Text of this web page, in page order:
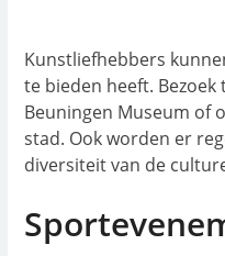
Kunstliefhebbers
te bieden heeft.
Beuningen Museum of
stad. Ook worden er
diversiteit van de